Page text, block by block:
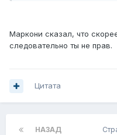
Маркони сказал, что
следовательно ты не прав.
Цитата
НАЗАД